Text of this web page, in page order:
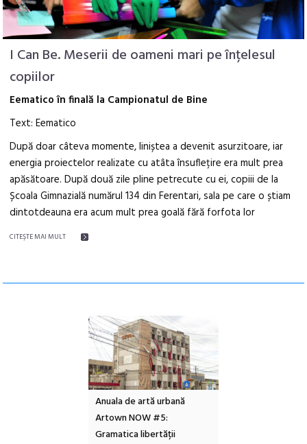
I Can Be. Meserii de oameni mari pe înțelesul
copiilor
Eematico în finală la Campionatul de Bine
Text: Eematico
După doar câteva momente, liniștea a devenit asurzitoare, iar
energia proiectelor realizate cu atâta însuflețire era mult prea
apăsătoare. După două zile pline petrecute cu ei, copiii de la
Școala Gimnazială numărul 134 din Ferentari, sala pe care o știam
dintotdeauna era acum mult prea goală fără forfota lor
CITEŞTE MAI MULT
Anuala de artă urbană
Artown NOW #5:
Gramatica libertății